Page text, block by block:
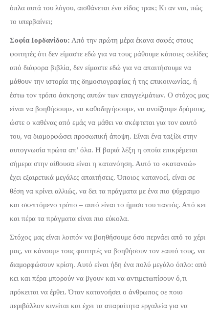
όπλα αυτά του λόγου, αισθάνεται ένα είδος τρακ; Κι αν ναι, πώς
το υπερβαίνει;
Σοφία Ιορδανίδου: Από την πρώτη μέρα έκανα σαφές στους
φοιτητές ότι δεν είμαστε εδώ για να τους μάθουμε κάποιες σελίδες
από διάφορα βιβλία, δεν είμαστε εδώ για να απαιτήσουμε να
μάθουν την ιστορία της δημοσιογραφίας ή της επικοινωνίας, ή
έστω τον τρόπο άσκησης αυτών των επαγγελμάτων. Ο στόχος μας
είναι να βοηθήσουμε, να καθοδηγήσουμε, να ανοίξουμε δρόμους,
ώστε ο καθένας από εμάς να μάθει να σκέφτεται για τον εαυτό
του, να διαμορφώσει προσωπική άποψη. Είναι ένα ταξίδι στην
αυτογνωσία πρώτα απ’ όλα. Η βαριά λέξη η οποία επικρέμεται
σήμερα στην αίθουσα είναι η κατανόηση. Αυτό το «κατανοώ»
έχει εξαιρετικά μεγάλες απαιτήσεις. Όποιος κατανοεί, είναι σε
θέση να κρίνει αλλιώς, να δει τα πράγματα με ένα πιο ψύχραιμο
και σκεπτόμενο τρόπο – αυτό είναι το ήμισυ του παντός. Από κει
και πέρα τα πράγματα είναι πιο εύκολα.
Στόχος μας είναι λοιπόν να βοηθήσουμε όσο περνάει από το χέρι
μας, να κάνουμε τους φοιτητές να βοηθήσουν τον εαυτό τους, να
διαμορφώσουν κρίση. Αυτό είναι ήδη ένα πολύ μεγάλο όπλο: από
κει και πέρα μπορούν να βγουν και να αντιμετωπίσουν ό,τι
πρόκειται να έρθει. Όταν κατανοήσει ο άνθρωπος σε ποιο
περιβάλλον κινείται και έχει τα απαραίτητα εργαλεία για να